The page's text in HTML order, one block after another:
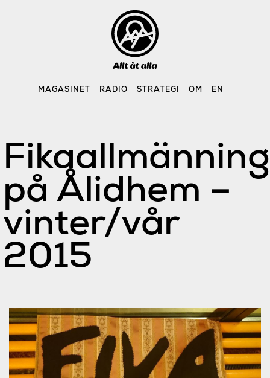
MAGASINET RADIO STRATEGI OM EN
på Ålidhem –
vinter/vår
2015